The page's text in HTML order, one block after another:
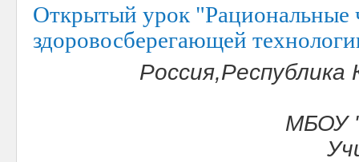
Открытый урок "Рациональные
здоровосберегающей
МБОУ